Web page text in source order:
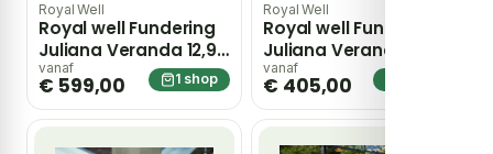
Royal Well
Royal well Fundering
Juliana Veranda 12,9
zwart
vanaf
€ 599,00 1 shop
Royal Well
Royal well Fundering
Juliana Veranda 4,4
zwart
vanaf
€ 405,00